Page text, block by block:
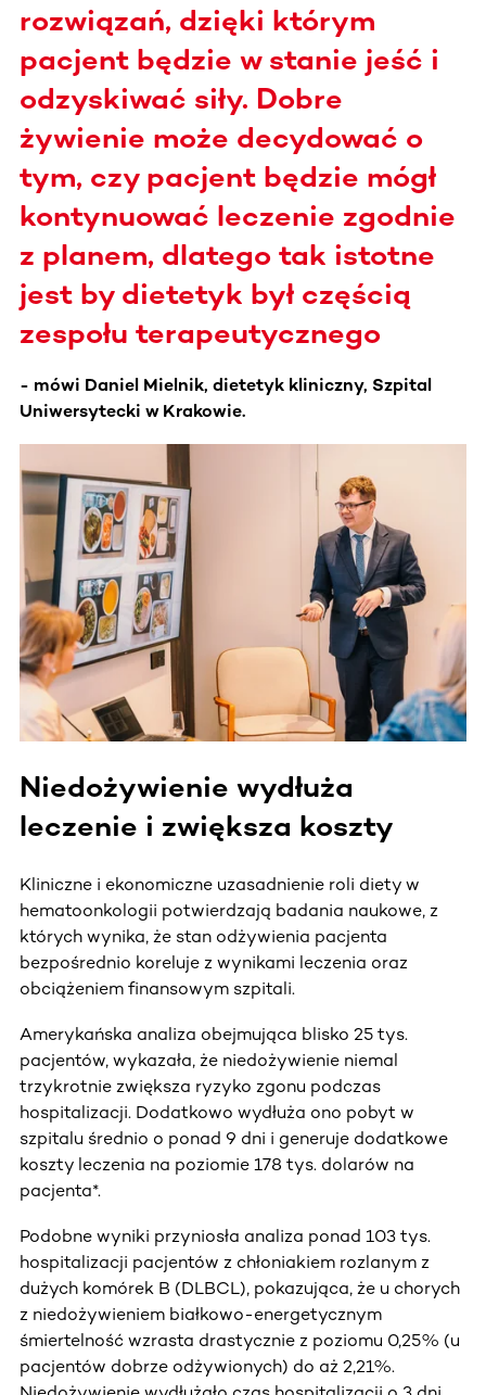
rozwiązań, dzięki którym
pacjent będzie w stanie jeść i
odzyskiwać siły. Dobre
żywienie może decydować o
tym, czy pacjent będzie mógł
kontynuować leczenie zgodnie
z planem, dlatego tak istotne
jest by dietetyk był częścią
zespołu terapeutycznego
- mówi Daniel Mielnik, dietetyk kliniczny, Szpital
Uniwersytecki w Krakowie.
Niedożywienie wydłuża
leczenie i zwiększa koszty
Kliniczne i ekonomiczne uzasadnienie roli diety w
hematoonkologii potwierdzają badania naukowe, z
których wynika, że stan odżywienia pacjenta
bezpośrednio koreluje z wynikami leczenia oraz
obciążeniem finansowym szpitali.
Amerykańska analiza obejmująca blisko 25 tys.
pacjentów, wykazała, że niedożywienie niemal
trzykrotnie zwiększa ryzyko zgonu podczas
hospitalizacji. Dodatkowo wydłuża ono pobyt w
szpitalu średnio o ponad 9 dni i generuje dodatkowe
koszty leczenia na poziomie 178 tys. dolarów na
pacjenta*.
Podobne wyniki przyniosła analiza ponad 103 tys.
hospitalizacji pacjentów z chłoniakiem rozlanym z
dużych komórek B (DLBCL), pokazująca, że u chorych
z niedożywieniem białkowo-energetycznym
śmiertelność wzrasta drastycznie z poziomu 0,25% (u
pacjentów dobrze odżywionych) do aż 2,21%.